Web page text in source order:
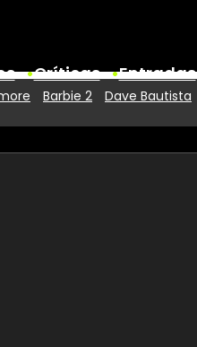
Críticas Entradas
Premios
Barbie 2 Dave Bautista